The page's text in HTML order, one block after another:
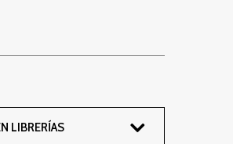
LIBRERÍAS